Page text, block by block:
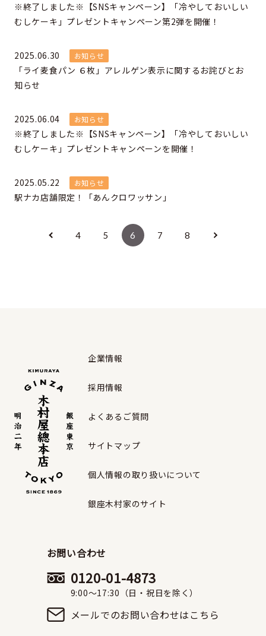
※終了しました※【SNSキャンペーン】「冷やしておいしい
むしケーキ」プレゼントキャンペーン第2弾を開催！
2025.06.30 お知らせ
「ライ麦食パン ６枚」アレルゲン表示に関するお詫びとお
知らせ
2025.06.04 お知らせ
※終了しました※【SNSキャンペーン】「冷やしておいしい
むしケーキ」プレゼントキャンペーンを開催！
2025.05.22 お知らせ
駅ナカ店舗限定！「あんクロワッサン」
4 5 6 7 8
企業情報
採用情報
よくあるご質問
サイトマップ
個人情報の取り扱いについて
銀座木村家のサイト
お問い合わせ
0120-01-4873
9:00〜17:30（日・祝日を除く）
メールでのお問い合わせはこちら